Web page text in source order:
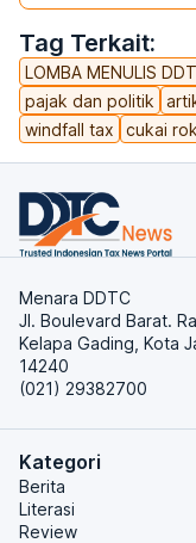
Tag Terkait:
LOMBA MENULIS
pajak dan politik
windfall tax
cukai
Menara DDTC
Jl. Boulevard Barat.
Kelapa Gading, Kota
14240
(021) 29382700
Kategori
Berita
Literasi
Review